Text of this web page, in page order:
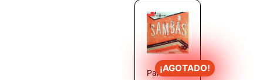
¡AGOTADO!
Pancho